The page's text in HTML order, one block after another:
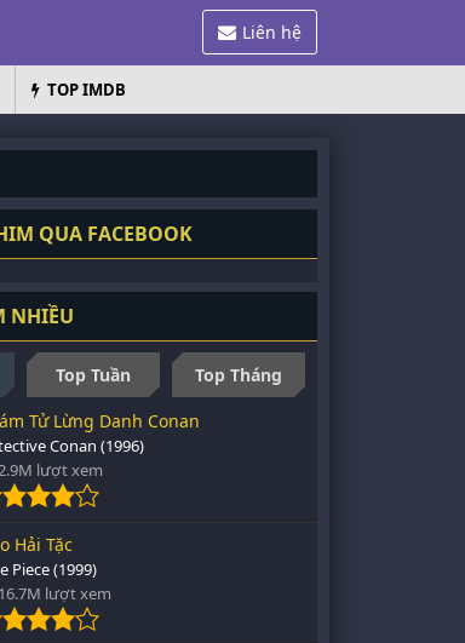
Liên hệ
TOP IMDB
QUA FACEBOOK
NHIỀU
Top Tuần
Top Tháng
Tử Lừng Danh Conan
Conan (1996)
lượt xem
Hải Tặc
Piece (1999)
16.7M lượt xem